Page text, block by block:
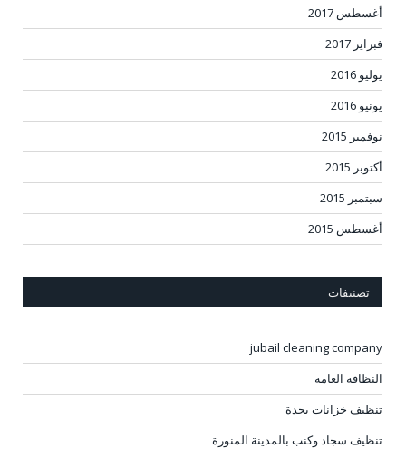
أغسطس 2017
فبراير 2017
يوليو 2016
يونيو 2016
نوفمبر 2015
أكتوبر 2015
سبتمبر 2015
أغسطس 2015
تصنيفات
jubail cleaning company
النظافه العامه
تنظيف خزانات بجدة
تنظيف سجاد وكنب بالمدينة المنورة